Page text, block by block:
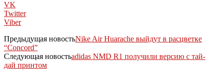
VK
Twitter
Viber
Предыдущая новостьNike Air Huarache выйдут в расцветке
“Concord”
Следующая новостьadidas NMD R1 получили версию с тай-
дай принтом